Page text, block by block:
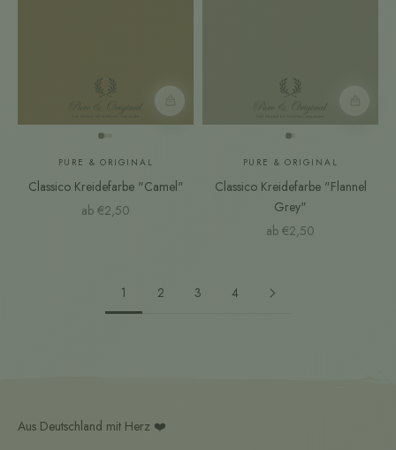
Farbmuster
PURE & ORIGINAL
Classico Kreidefarbe "Camel"
Angebot
ab €2,50
PURE & ORIGINAL
Classico Kreidefarbe "Flannel
Grey"
Angebot
ab €2,50
1 2 3 4
Aus Deutschland mit Herz ❤️